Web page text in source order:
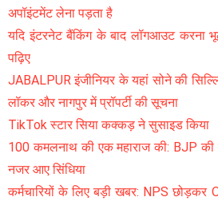
अपॉइंटमेंट लेना पड़ता है
यदि इंटरनेट बैंकिंग के बाद लॉगआउट करना
पढ़िए
JABALPUR इंजीनियर के यहां सोने की
लॉकर और नागपुर में प्रॉपर्टी की सूचना
TikTok स्टार सिया कक्कड़ ने सुसाइड किया
100 कमलनाथ की एक महाराज की: BJP
नजर आए सिंधिया
कर्मचारियों के लिए बड़ी खबर: NPS छोड़कर